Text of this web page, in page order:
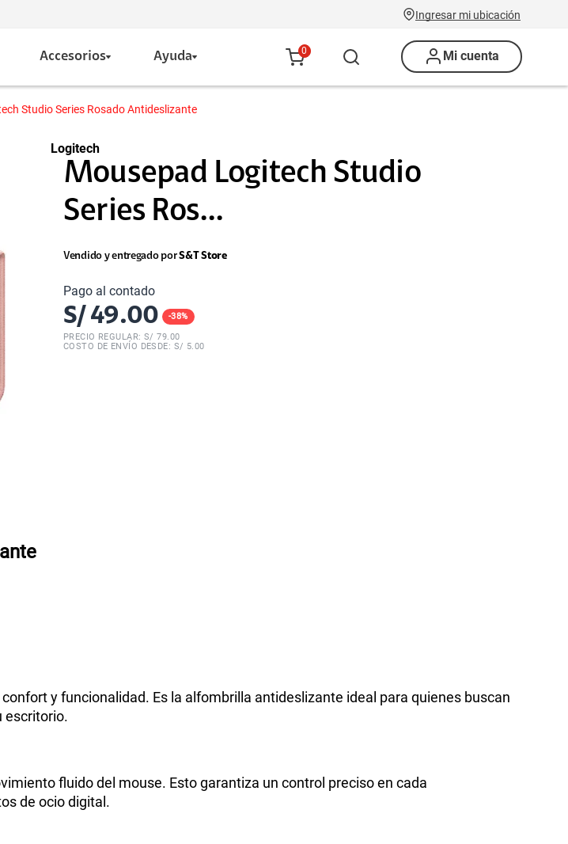
Ingresar mi ubicación
Accesorios Ayuda 0 Mi cuenta
Studio Series Rosado Antideslizante
Logitech
Mousepad Logitech Studio
Series Ros...
Vendido y entregado porS&T Store
Pago al contado
S/ 49.00 -38%
PRECIO REGULAR: S/79.00
COSTO DE ENVÍO DESDE: S/ 5.00
y funcionalidad. Es la alfombrilla antideslizante ideal para quienes buscan
escritorio.
fluido del mouse. Esto garantiza un control preciso en cada
de ocio digital.